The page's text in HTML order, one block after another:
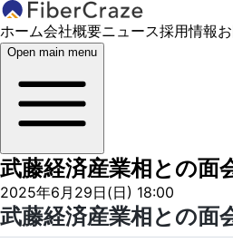
ホーム会社概要ニュース採用情報
Open main menu
武藤経済産業相との面
2025年6月29日(日) 18:00
武藤経済産業相との面